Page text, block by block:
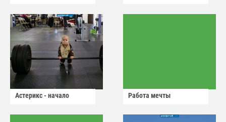
Астерикс - начало Работа мечты